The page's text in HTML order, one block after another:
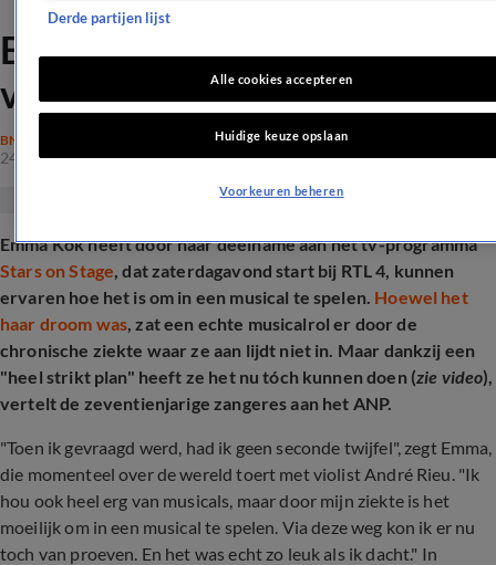
Emma Koks droom tóch in
vervulling door 'strikt plan'
BN'ERS
24 mei 2025, 08:58
Emma Kok heeft door haar deelname aan het tv-programma
Stars on Stage, dat zaterdagavond start bij RTL 4, kunnen
ervaren hoe het is om in een musical te spelen. Hoewel het
haar droom was, zat een echte musicalrol er door de
chronische ziekte waar ze aan lijdt niet in. Maar dankzij een
"heel strikt plan" heeft ze het nu tóch kunnen doen (zie video),
vertelt de zeventienjarige zangeres aan het ANP.
"Toen ik gevraagd werd, had ik geen seconde twijfel", zegt Emma,
die momenteel over de wereld toert met violist André Rieu. "Ik
hou ook heel erg van musicals, maar door mijn ziekte is het
moeilijk om in een musical te spelen. Via deze weg kon ik er nu
toch van proeven. En het was echt zo leuk als ik dacht." In
Derde partijen lijst
Alle cookies accepteren
Huidige keuze opslaan
Voorkeuren beheren